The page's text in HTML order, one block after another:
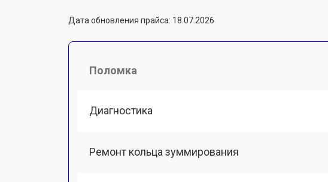
Дата обновления прайса: 18.07.2026
Поломка
Диагностика
Ремонт кольца зуммирования